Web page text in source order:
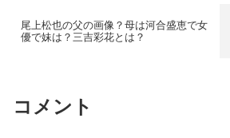
尾上松也の父の画像？母は河合盛恵で女
優で妹は？三吉彩花とは？
コメント